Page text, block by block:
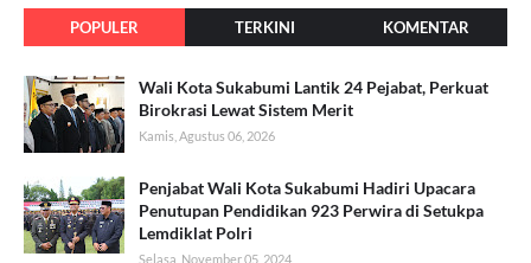
POPULER TERKINI KOMENTAR
Wali Kota Sukabumi Lantik 24 Pejabat, Perkuat
Birokrasi Lewat Sistem Merit
Kamis, Agustus 06, 2026
Penjabat Wali Kota Sukabumi Hadiri Upacara
Penutupan Pendidikan 923 Perwira di Setukpa
Lemdiklat Polri
Selasa, November 05, 2024